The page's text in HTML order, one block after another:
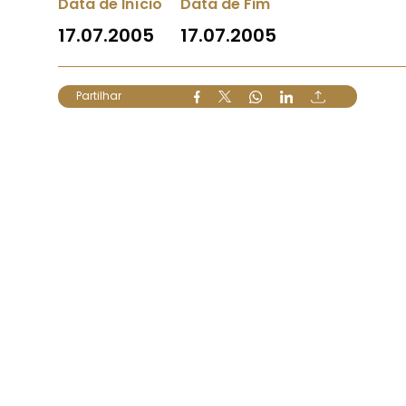
17.07.2005 17.07.2005
Partilhar